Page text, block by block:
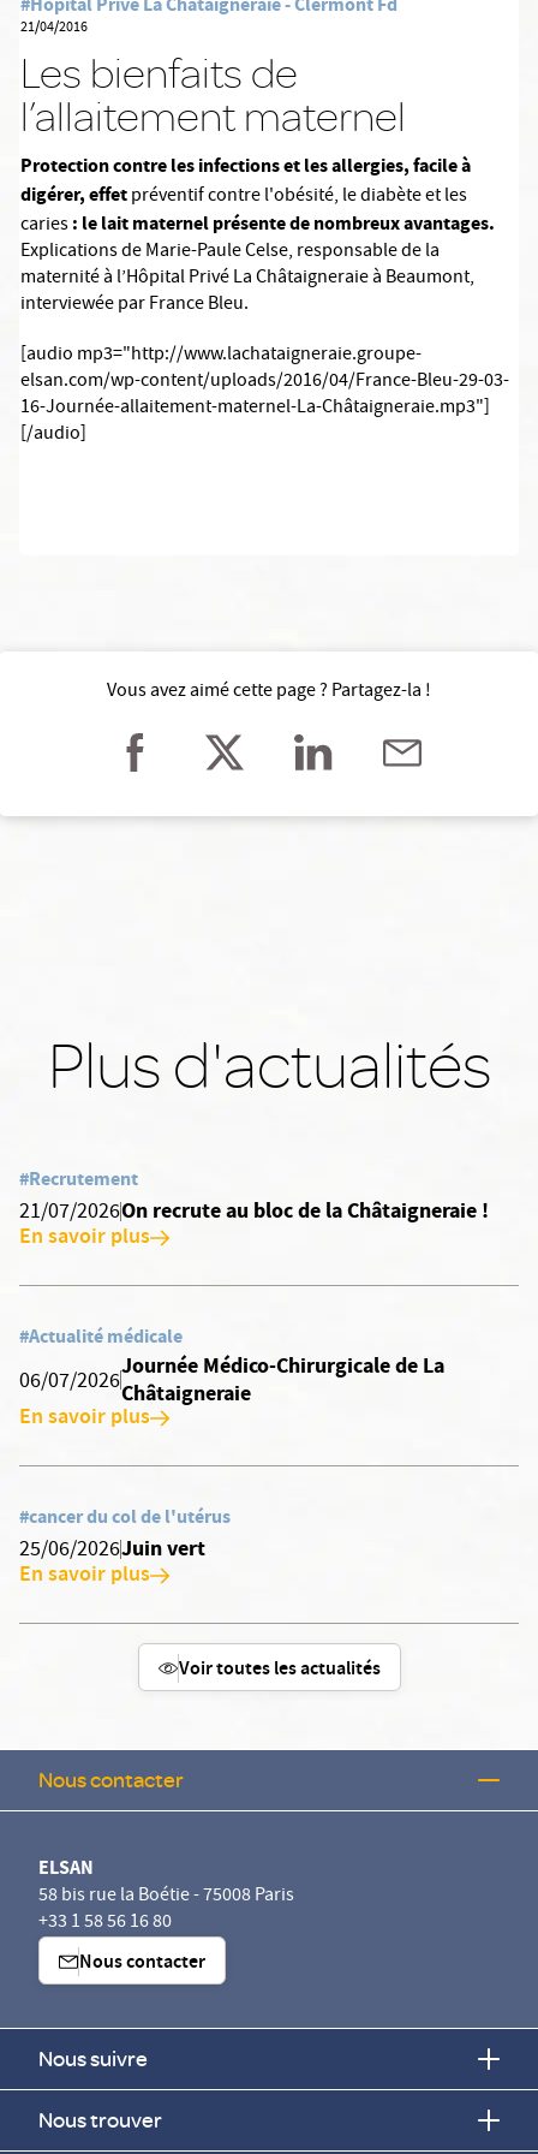
21/04/2016
Les bienfaits de
l’allaitement maternel
Protection contre les infections et les allergies, facile à
digérer, effetpréventif contre l'obésité, le diabète et les
caries: le lait maternel présente de nombreux avantages.
Explications de Marie-Paule Celse, responsable de la
maternité à l’Hôpital Privé La Châtaigneraie à Beaumont,
interviewée par France Bleu.
[audio mp3="http://www.lachataigneraie.groupe-
elsan.com/wp-content/uploads/2016/04/France-Bleu-29-03-
16-Journée-allaitement-maternel-La-Châtaigneraie.mp3"]
[/audio]
Vous avez aimé cette page ? Partagez-la !
Plus d'actualités
#Recrutement
21/07/2026On recrute au bloc de la Châtaigneraie !
En savoir plus
#Actualité médicale
06/07/2026
Journée Médico-Chirurgicale de La
Châtaigneraie
En savoir plus
#cancer du col de l'utérus
25/06/2026Juin vert
En savoir plus
Voir toutes les actualités
Nous contacter
ELSAN
58 bis rue la Boétie - 75008 Paris
+33 1 58 56 16 80
Nous contacter
Nous suivre
Nous trouver